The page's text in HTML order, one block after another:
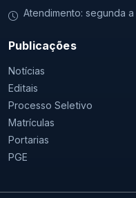
Atendimento: segunda
Publicações
Notícias
Editais
Processo Seletivo
Matrículas
Portarias
PGE